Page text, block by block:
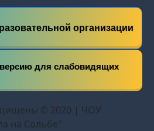
организации
для слабовидящих
© 2020 | ЧОУ
на Сольбе"